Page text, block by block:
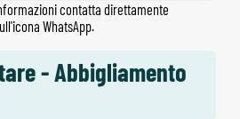
contatta direttamente
WhatsApp.
- Abbigliamento